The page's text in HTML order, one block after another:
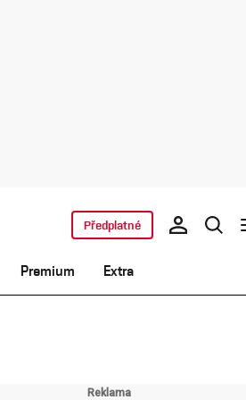
Premium Extra
Předplatné